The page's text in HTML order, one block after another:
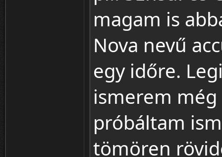
magam is
Nova nevű
egy időre.
ismerem
próbáltam
tömören